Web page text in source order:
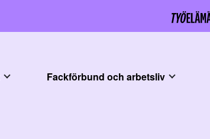
Fackförbund och arbetsliv